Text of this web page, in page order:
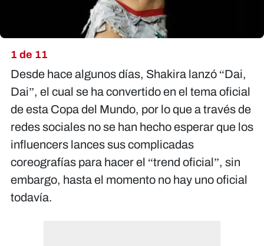
1 de 11
Desde hace algunos días, Shakira lanzó “Dai,
Dai”, el cual se ha convertido en el tema oficial
de esta Copa del Mundo, por lo que a través de
redes sociales no se han hecho esperar que los
influencers lances sus complicadas
coreografías para hacer el “trend oficial”, sin
embargo, hasta el momento no hay uno oficial
todavía.